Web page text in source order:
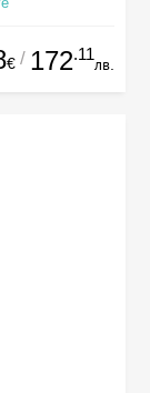
€ / 172.11
лв.